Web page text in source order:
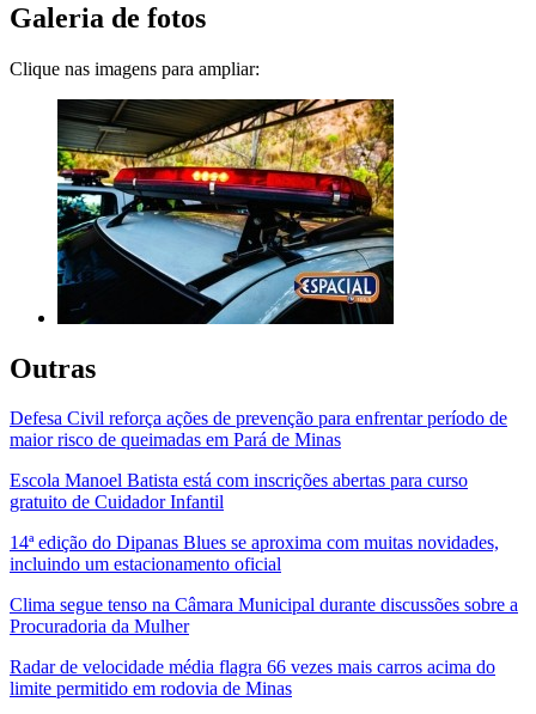
Galeria de fotos
Clique nas imagens para ampliar:
Outras
Defesa Civil reforça ações de prevenção para enfrentar período de
maior risco de queimadas em Pará de Minas
Escola Manoel Batista está com inscrições abertas para curso
gratuito de Cuidador Infantil
14ª edição do Dipanas Blues se aproxima com muitas novidades,
incluindo um estacionamento oficial
Clima segue tenso na Câmara Municipal durante discussões sobre a
Procuradoria da Mulher
Radar de velocidade média flagra 66 vezes mais carros acima do
limite permitido em rodovia de Minas